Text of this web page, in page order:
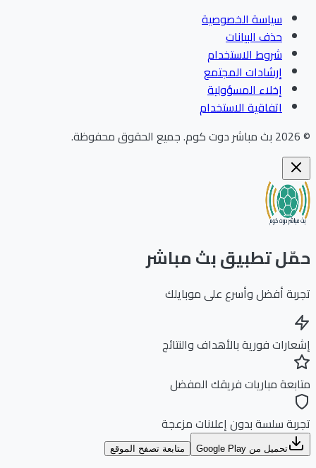
سياسة الخصوصية
حذف البيانات
شروط الاستخدام
إرشادات المجتمع
إخلاء المسؤولية
اتفاقية الاستخدام
بث مباشر دوت كوم.جميع الحقوق محفوظة.
تطبيق بث مباشر
أفضل وأسرع على موبايلك
فورية بالأهداف والنتائج
مباريات فريقك المفضل
سلسة بدون إعلانات مزعجة
تحميل من Google Play متابعة تصفح الموقع